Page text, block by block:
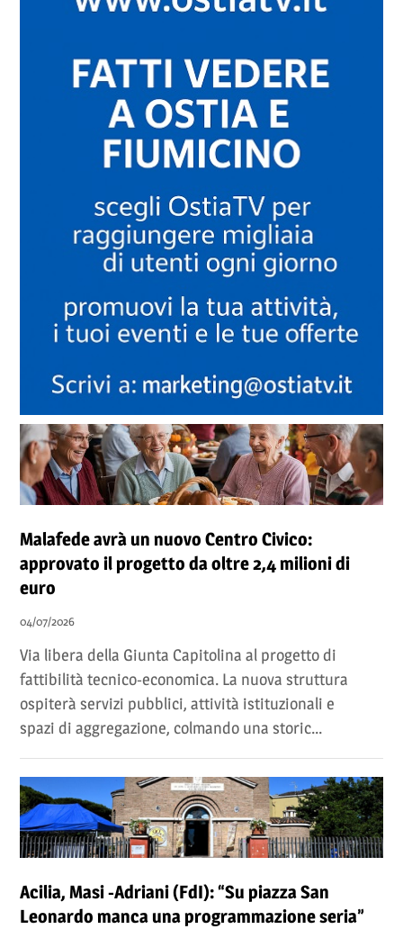
Malafede avrà un nuovo Centro Civico:
approvato il progetto da oltre 2,4 milioni di
euro
04/07/2026
Via libera della Giunta Capitolina al progetto di
fattibilità tecnico-economica. La nuova struttura
ospiterà servizi pubblici, attività istituzionali e
spazi di aggregazione, colmando una storic...
Acilia, Masi -Adriani (FdI): “Su piazza San
Leonardo manca una programmazione seria”